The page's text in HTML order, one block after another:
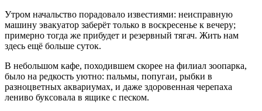
Утром начальство порадовало известиями: неисправную
машину эвакуатор заберёт только в воскресенье к вечеру;
примерно тогда же прибудет и резервный тягач. Жить нам
здесь ещё больше суток.
В небольшом кафе, походившем скорее на филиал зоопарка,
было на редкость уютно: пальмы, попугаи, рыбки в
разноцветных аквариумах, и даже здоровенная черепаха
лениво буксовала в ящике с песком.